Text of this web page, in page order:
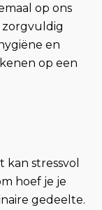
op ons
zorgvuldig
en
op een
stressvol
hoef je je
gedeelte.